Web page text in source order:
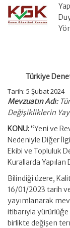
Türkiye
Tarih: 5 Şubat 2024
Mevzuatın Adı:
Değişikliklerin
KONU: “Yeni ve
Nedeniyle Diğer
Ekibi ve Topluluk
Kurallarda Yapılan
Bilindiği üzere,
16/01/2023 tarih
yayımlanarak
itibarıyla
birlikte değişen